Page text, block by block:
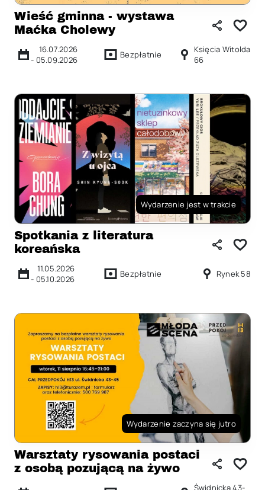
Wieść gminna - wystawa
Maćka Cholewy
16.07.2026
- 05.09.2026 Bezpłatnie
Księcia Witolda
66
Wydarzenie jest w trakcie
Spotkania z literatura
koreańska
11.05.2026
- 05.10.2026 Bezpłatnie Rynek 58
Wydarzenie zaczyna się jutro
Warsztaty rysowania postaci
z osobą pozującą na żywo
Świdnicka 43-